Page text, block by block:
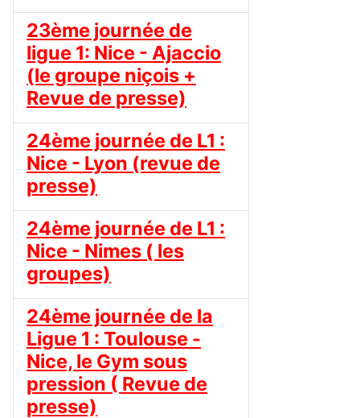
23ème journée de
ligue 1: Nice - Ajaccio
(le groupe niçois +
Revue de presse)
24ème journée de L1 :
Nice - Lyon (revue de
presse)
24ème journée de L1 :
Nice - Nimes ( les
groupes)
24ème journée de la
Ligue 1 : Toulouse -
Nice, le Gym sous
pression ( Revue de
presse)